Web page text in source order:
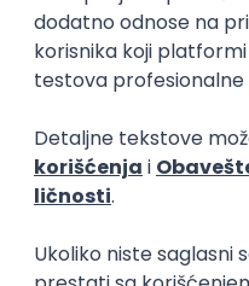
IT Project
HR Code
Beograd
Azure DevOps SCRUM
Power BI Specialist
Beograd | Hibrid